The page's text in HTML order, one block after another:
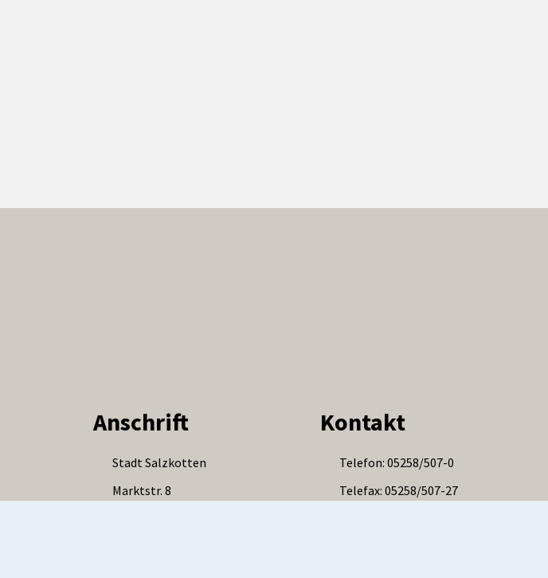
Anschrift
Stadt Salzkotten
Marktstr. 8
Kontakt
Telefon: 05258/507-0
Telefax: 05258/507-27